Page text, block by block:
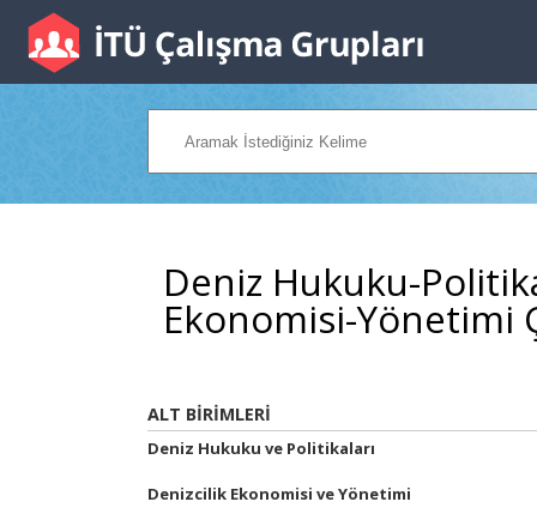
Deniz Hukuku-
Ekonomisi-Yönetimi
ALT BİRİMLERİ
Deniz Hukuku ve Politikaları
Denizcilik Ekonomisi ve Yönetimi